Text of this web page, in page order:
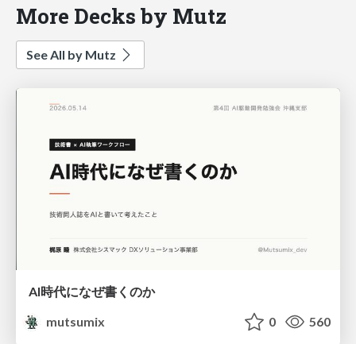
More Decks by Mutz
See All by Mutz
AI時代になぜ書くのか
mutsumix
0 560